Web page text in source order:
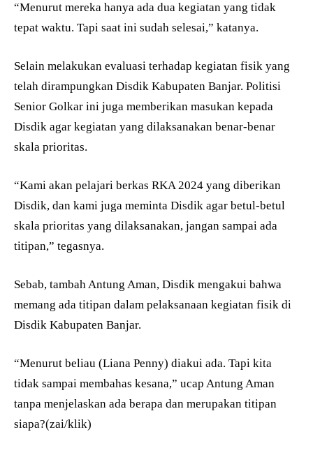
“Menurut mereka hanya ada dua kegiatan yang tidak
tepat waktu. Tapi saat ini sudah selesai,” katanya.
Selain melakukan evaluasi terhadap kegiatan fisik yang
telah dirampungkan Disdik Kabupaten Banjar. Politisi
Senior Golkar ini juga memberikan masukan kepada
Disdik agar kegiatan yang dilaksanakan benar-benar
skala prioritas.
“Kami akan pelajari berkas RKA 2024 yang diberikan
Disdik, dan kami juga meminta Disdik agar betul-betul
skala prioritas yang dilaksanakan, jangan sampai ada
titipan,” tegasnya.
Sebab, tambah Antung Aman, Disdik mengakui bahwa
memang ada titipan dalam pelaksanaan kegiatan fisik di
Disdik Kabupaten Banjar.
“Menurut beliau (Liana Penny) diakui ada. Tapi kita
tidak sampai membahas kesana,” ucap Antung Aman
tanpa menjelaskan ada berapa dan merupakan titipan
siapa?(zai/klik)